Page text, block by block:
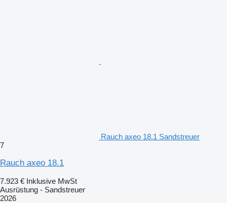
Rauch axeo 18.1 Sandstreuer
7
Rauch axeo 18.1
7.923 € Inklusive MwSt
Ausrüstung - Sandstreuer
2026